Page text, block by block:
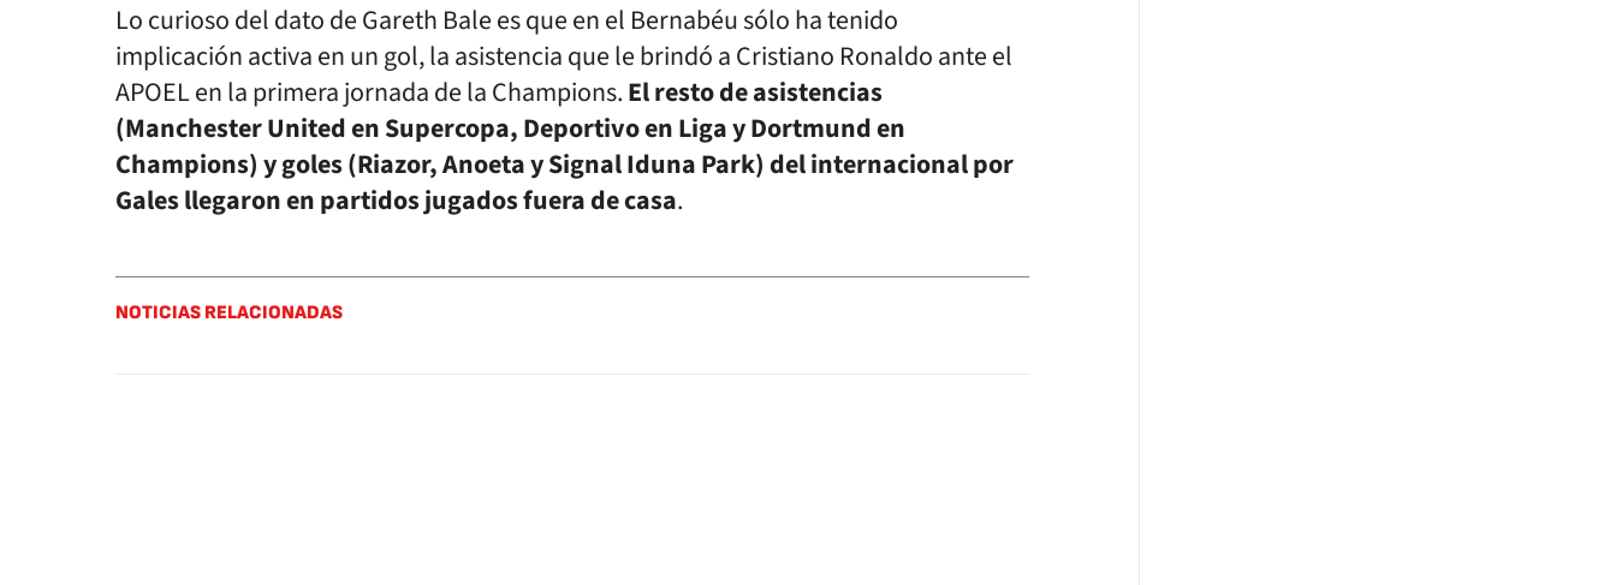
Lo curioso del dato de Gareth Bale es que en el Bernabéu sólo ha tenido
implicación activa en un gol, la asistencia que le brindó a Cristiano Ronaldo ante el
APOEL en la primera jornada de la Champions.El resto de asistencias
(Manchester United en Supercopa, Deportivo en Liga y Dortmund en
Champions) y goles (Riazor, Anoeta y Signal Iduna Park) del internacional por
Gales llegaron en partidos jugados fuera de casa.
NOTICIAS RELACIONADAS